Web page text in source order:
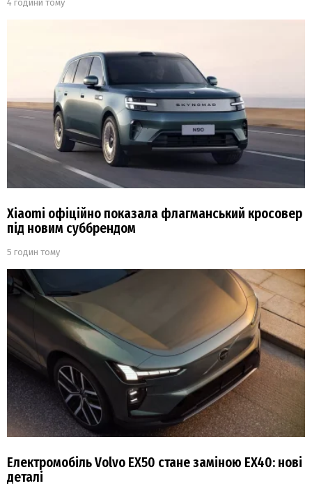
4 години тому
Xiaomi офіційно показала флагманський кросовер
під новим суббрендом
5 годин тому
Електромобіль Volvo EX50 стане заміною EX40: нові
деталі